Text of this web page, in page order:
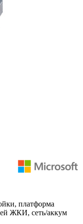
платформа
ЖКИ, сеть/аккум